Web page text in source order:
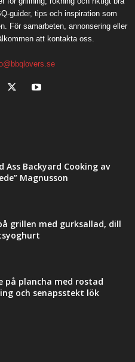
guider, tips och inspiration som
För samarbeten, annonsering eller
att kontakta oss.
Ass Backyard Cooking av
Magnusson
grillen med gurksallad, dill
på plancha med rostad
och senapsstekt lök